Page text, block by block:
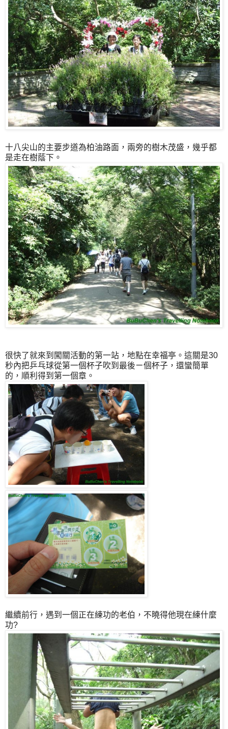
十八尖山的主要步道為柏油路面，兩旁的樹木茂盛，幾乎都
是走在樹蔭下。
很快了就來到闖關活動的第一站，地點在幸福亭。這關是30
秒內把乒乓球從第一個杯子吹到最後ㄧ個杯子，還蠻簡單
的，順利得到第一個章。
繼續前行，遇到一個正在練功的老伯，不曉得他現在練什麼
功?